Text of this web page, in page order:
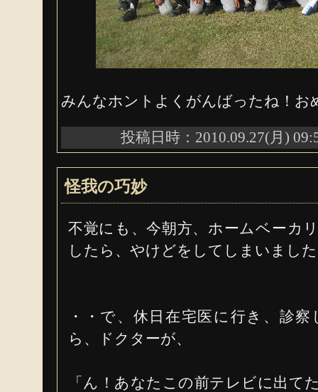
みんなホントよくがんばったね！お
投稿日時：2010.09.27(月)
怪我の巧妙
不覚にも、今朝方、ホームベーカ
したら、やけどをしてしまいまし
・・で、休日在宅医に行き、診
ら、ドクターが、
「ん！あなたこの前テレビに出て